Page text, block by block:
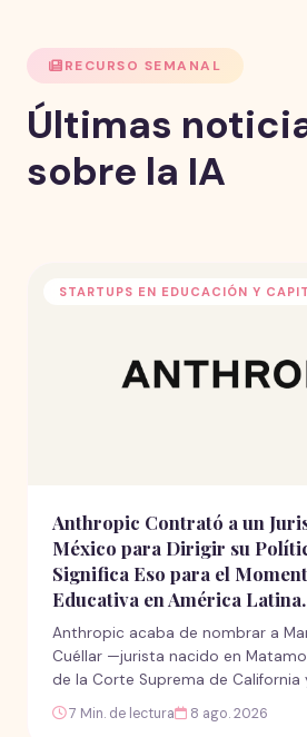
RECURSO SEMANAL
Últimas
sobre la IA
STARTUPS EN EDUCACIÓN Y
Anthropic Contrató a un
México para Dirigir su
Significa Eso para el
Educativa en América Latina.
Anthropic acaba de nombrar a
Cuéllar —jurista nacido en
de la Corte Suprema de
Carnegie— como su primer Chief
Officer, justo cuando las
7 Min. de lectura 8 ago. 2026